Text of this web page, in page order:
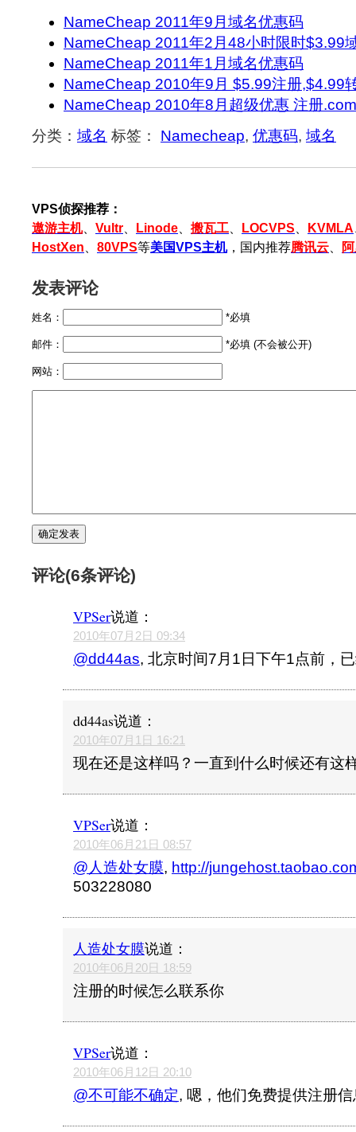
NameCheap 2011年9月域名优惠码
NameCheap 2011年2月48小时限时$3.99
NameCheap 2011年1月域名优惠码
NameCheap 2010年9月 $5.99注册,$4.99
NameCheap 2010年8月超级优惠 注册
分类： 域名 标签： Namecheap, 优惠码, 域名
VPS侦探推荐：
遨游主机、 Vultr Linode 搬瓦工 LOCVPS KVMLA
HostXen
80VPS等美国VPS主机，国内推荐腾讯云
发表评论
姓名： *必填
邮件： *必填 (不会被公开)
网站：
评论(6条评论)
VPSer说道：
2010年07月2日 09:34
@dd44as, 北京时间7月1日下午1点前，
dd44as说道：
2010年07月1日 16:21
现在还是这样吗？一直到什么时候还有这
VPSer说道：
2010年06月21日 08:57
@人造处女膜, http://
503228080
人造处女膜说道：
2010年06月20日 18:59
注册的时候怎么联系你
VPSer说道：
2010年06月12日 20:10
@不可能不确定, 嗯，他们免费提供注册